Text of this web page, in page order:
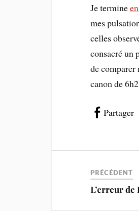
Je termine
mes
celles
consacré un
de
canon de
Partager
PRÉCÉDENT
L’erreur de